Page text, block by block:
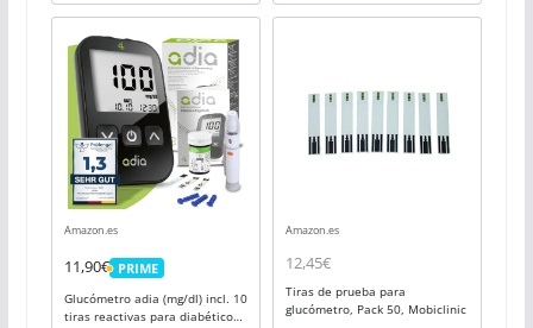
para Adultos y Niños
Amazon.es
11,90€ PRIME
PRIME
Glucómetro adia (mg/dl) incl. 10
tiras reactivas para diabéticos
Amazon.es
12,45€
Tiras de prueba para
glucómetro, Pack 50, Mobiclinic